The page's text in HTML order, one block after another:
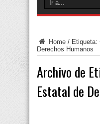
Home / Etiqueta:
Derechos Humanos
Archivo de
Estatal de